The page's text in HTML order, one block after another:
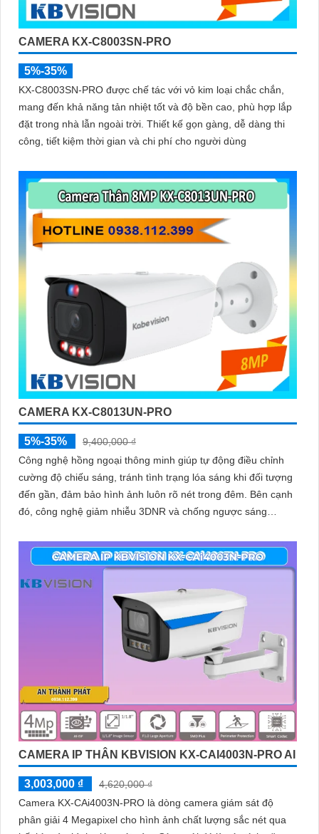
CAMERA KX-C8003SN-PRO
5%-35%
KX-C8003SN-PRO được chế tác với vỏ kim loại chắc chắn,
mang đến khả năng tản nhiệt tốt và độ bền cao, phù hợp lắp
đặt trong nhà lẫn ngoài trời. Thiết kế gọn gàng, dễ dàng thi
công, tiết kiệm thời gian và chi phí cho người dùng
CAMERA KX-C8013UN-PRO
5%-35%
9,400,000 ₫
Công nghệ hồng ngoại thông minh giúp tự động điều chỉnh
cường độ chiếu sáng, tránh tình trạng lóa sáng khi đối tượng
đến gần, đảm bảo hình ảnh luôn rõ nét trong đêm. Bên cạnh
đó, công nghệ giảm nhiễu 3DNR và chống ngược sáng
trong mọi điều kiện ánh sáng phức tạp như ngược sáng
mạnh hay thiếu sáng
CAMERA IP THÂN KBVISION KX-CAI4003N-PRO AI
3,003,000 ₫
4,620,000 ₫
Camera KX-CAi4003N-PRO là dòng camera giám sát độ
phân giải 4 Megapixel cho hình ảnh chất lượng sắc nét qua